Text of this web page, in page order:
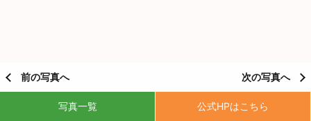
前の写真へ 次の写真へ
写真一覧 公式HPはこちら